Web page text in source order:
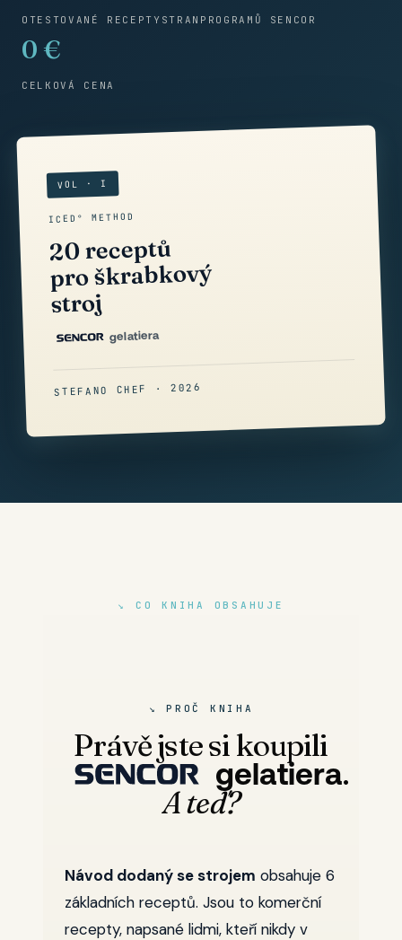
OTESTOVANÉ RECEPTY STRAN PROGRAMŮ SENCOR
0 €
CELKOVÁ CENA
VOL · I
ICED° METHOD
20 receptů
pro škrabkový
stroj
gelatiera
STEFANO CHEF · 2026
↘ CO KNIHA OBSAHUJE
↘ PROČ KNIHA
Právě jste si koupili
gelatiera.
A teď?
Návod dodaný se strojem obsahuje 6
základních receptů. Jsou to komerční
recepty, napsané lidmi, kteří nikdy v